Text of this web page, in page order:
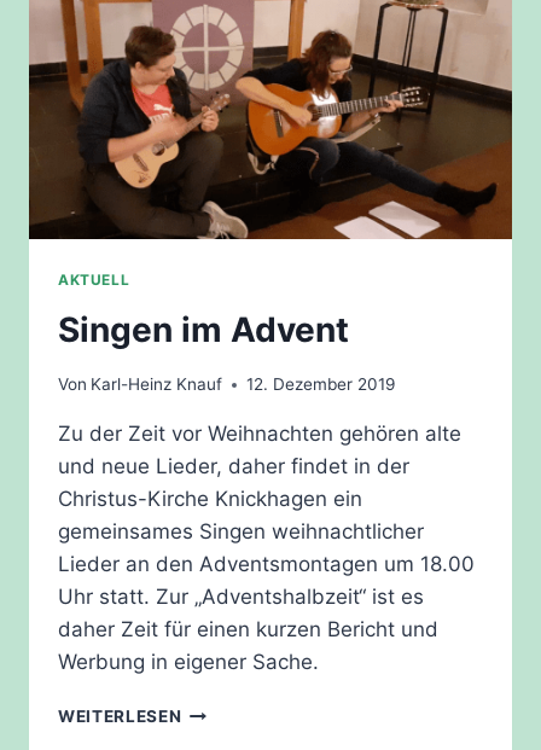
AKTUELL
Singen im Advent
Von Karl-Heinz Knauf 12. Dezember 2019
Zu der Zeit vor Weihnachten gehören alte
und neue Lieder, daher findet in der
Christus-Kirche Knickhagen ein
gemeinsames Singen weihnachtlicher
Lieder an den Adventsmontagen um 18.00
Uhr statt. Zur „Adventshalbzeit“ ist es
daher Zeit für einen kurzen Bericht und
Werbung in eigener Sache.
WEITERLESEN SINGEN